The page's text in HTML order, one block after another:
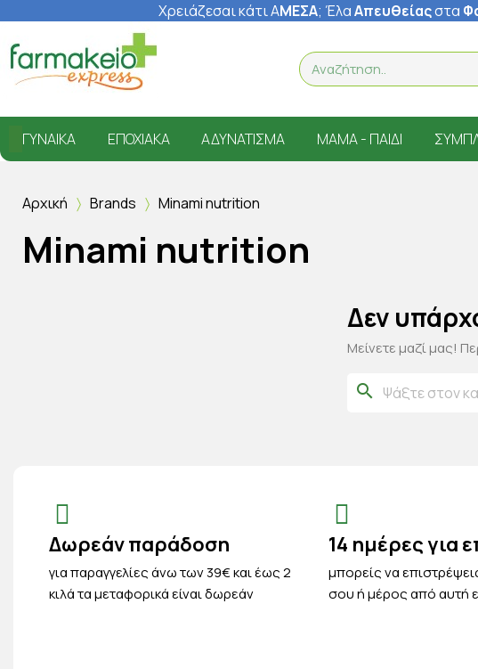
Χρειάζεσαι κάτι ΑΜΕΣΑ; ΈλαΑπευθείαςστα
ΓΥΝΑΊΚΑ ΕΠΟΧΙΑΚΆ ΑΔΥΝΆΤΙΣΜΑ ΜΑΜΆ - ΠΑΙΔΊ
Αρχική Brands Minami nutrition
Minami nutrition
Δεν
Μείνετε μαζί μας!
search
Δωρεάν παράδοση
για παραγγελίες άνω των 39€ και έως 2
κιλά τα μεταφορικά είναι δωρεάν
14 ημέρες για
μπορείς να
σου ή μέρος από αυτή